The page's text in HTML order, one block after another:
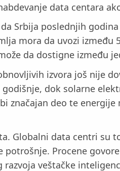
data centara
Srbija poslednjih
mora da uvozi između
da dostigne između
izvora još nije
dok solarne
značajan deo te
Globalni data centri
Procene
razvoja veštačke